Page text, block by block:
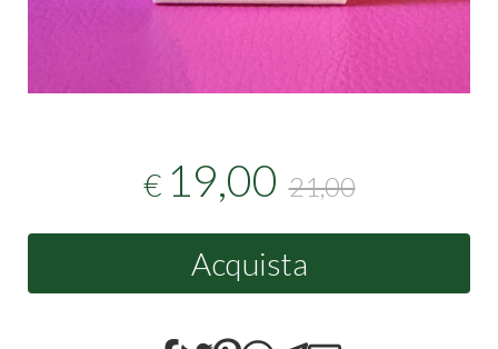
€ 19,00 21,00
Acquista